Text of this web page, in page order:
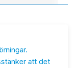
att det